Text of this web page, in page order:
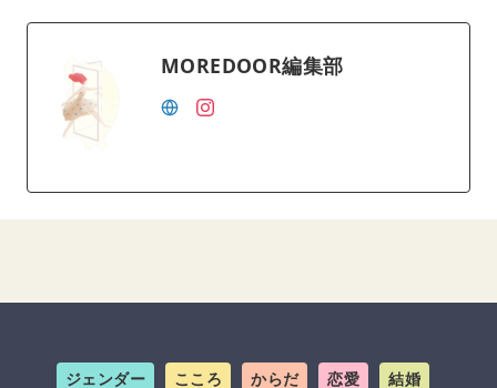
MOREDOOR編集部
ジェンダー こころ からだ 恋愛 結婚